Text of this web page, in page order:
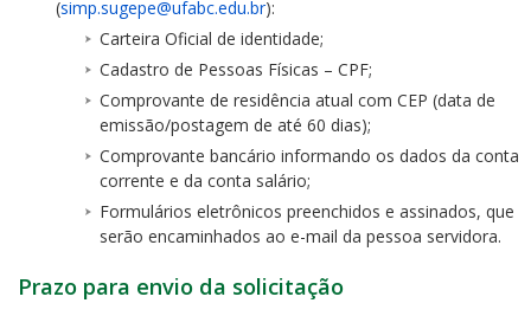
(simp.sugepe@ufabc.edu.br):
Carteira Oficial de identidade;
Cadastro de Pessoas Físicas – CPF;
Comprovante de residência atual com CEP (data de
emissão/postagem de até 60 dias);
Comprovante bancário informando os dados da conta
corrente e da conta salário;
Formulários eletrônicos preenchidos e assinados, que
serão encaminhados ao e-mail da pessoa servidora.
Prazo para envio da solicitação